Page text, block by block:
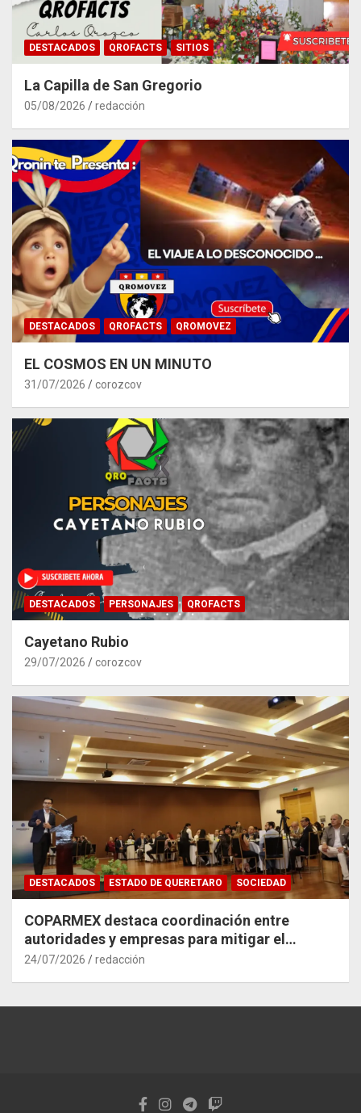
DESTACADOS QROFACTS SITIOS
La Capilla de San Gregorio
05/08/2026 redacción
DESTACADOS QROFACTS QROMOVEZ
EL COSMOS EN UN MINUTO
31/07/2026 corozcov
DESTACADOS PERSONAJES QROFACTS
Cayetano Rubio
29/07/2026 corozcov
DESTACADOS ESTADO DE QUERETARO SOCIEDAD
COPARMEX destaca coordinación entre
autoridades y empresas para mitigar el
impacto del Tren México–Querétaro
24/07/2026 redacción